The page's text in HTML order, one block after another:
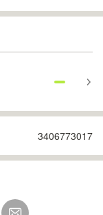
3406773017